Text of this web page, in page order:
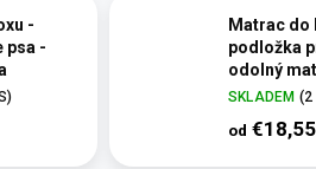
-
psa -
Matrac do
podložka
odolný
SKLADEM (2
od €18,55